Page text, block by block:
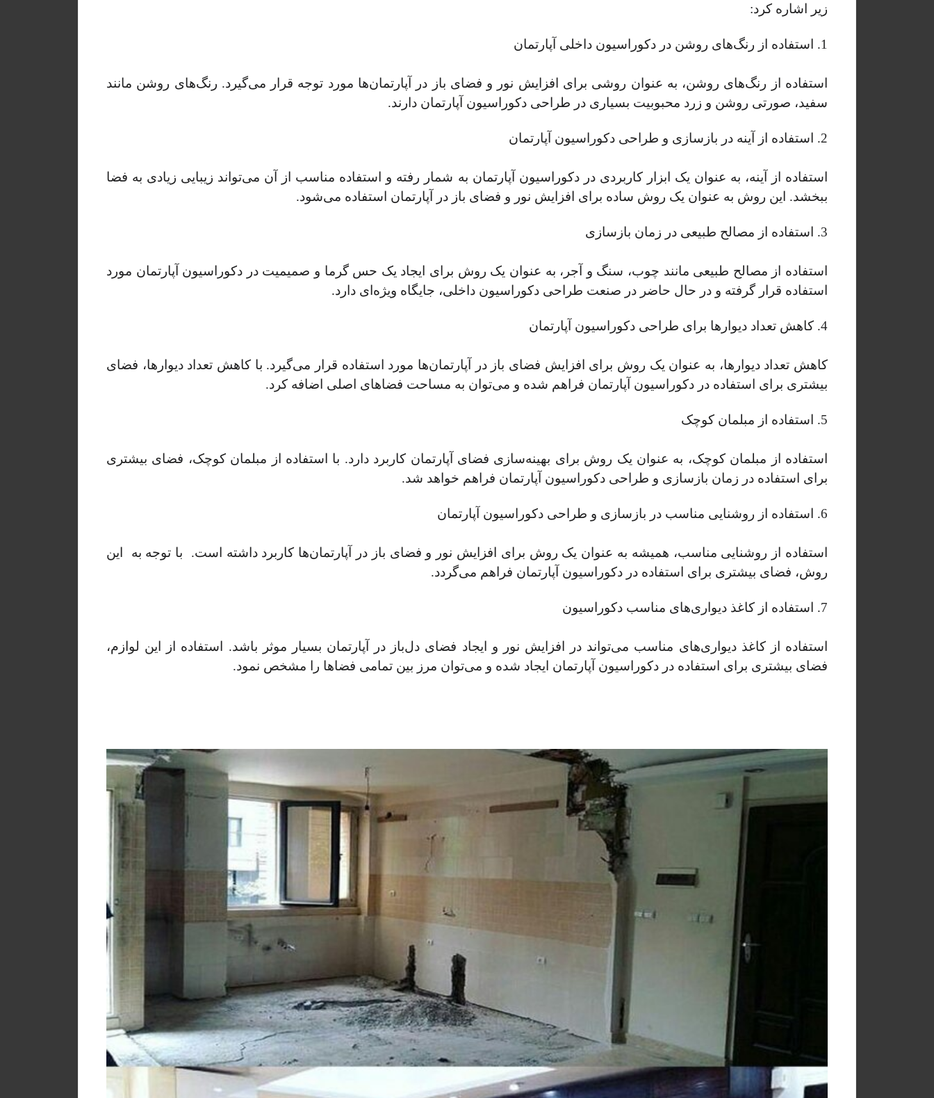
زیر اشاره کرد:
1. استفاده از رنگ‌های روشن در دکوراسیون داخلی آپارتمان
استفاده از رنگ‌های روشن، به عنوان روشی برای افزایش نور و فضای باز در آپارتمان‌ها مورد توجه قرار می‌گیرد. رنگ‌های روشن مانند
سفید، صورتی روشن و زرد محبوبیت بسیاری در طراحی دکوراسیون آپارتمان دارند.
2. استفاده از آینه در بازسازی و طراحی دکوراسیون آپارتمان
استفاده از آینه، به عنوان یک ابزار کاربردی در دکوراسیون آپارتمان به شمار رفته و استفاده مناسب از آن می‌تواند زیبایی زیادی به فضا
ببخشد. این روش به عنوان یک روش ساده برای افزایش نور و فضای باز در آپارتمان استفاده می‌شود.
3. استفاده از مصالح طبیعی در زمان بازسازی
استفاده از مصالح طبیعی مانند چوب، سنگ و آجر، به عنوان یک روش برای ایجاد یک حس گرما و صمیمیت در دکوراسیون آپارتمان مورد
استفاده قرار گرفته و در حال حاضر در صنعت طراحی دکوراسیون داخلی، جایگاه ویژه‌ای دارد.
4. کاهش تعداد دیوارها برای طراحی دکوراسیون آپارتمان
کاهش تعداد دیوارها، به عنوان یک روش برای افزایش فضای باز در آپارتمان‌ها مورد استفاده قرار می‌گیرد. با کاهش تعداد دیوارها، فضای
بیشتری برای استفاده در دکوراسیون آپارتمان فراهم شده و می‌توان به مساحت فضاهای اصلی اضافه کرد.
5. استفاده از مبلمان کوچک
استفاده از مبلمان کوچک، به عنوان یک روش برای بهینه‌سازی فضای آپارتمان کاربرد دارد. با استفاده از مبلمان کوچک، فضای بیشتری
برای استفاده در زمان بازسازی و طراحی دکوراسیون آپارتمان فراهم خواهد شد.
6. استفاده از روشنایی مناسب در بازسازی و طراحی دکوراسیون آپارتمان
استفاده از روشنایی مناسب، همیشه به عنوان یک روش برای افزایش نور و فضای باز در آپارتمان‌ها کاربرد داشته است. با توجه به این
روش، فضای بیشتری برای استفاده در دکوراسیون آپارتمان فراهم می‌گردد.
7. استفاده از کاغذ دیواری‌های مناسب دکوراسیون
استفاده از کاغذ دیواری‌های مناسب می‌تواند در افزایش نور و ایجاد فضای دل‌باز در آپارتمان بسیار موثر باشد. استفاده از این لوازم،
فضای بیشتری برای استفاده در دکوراسیون آپارتمان ایجاد شده و می‌توان مرز بین تمامی فضاها را مشخص نمود.